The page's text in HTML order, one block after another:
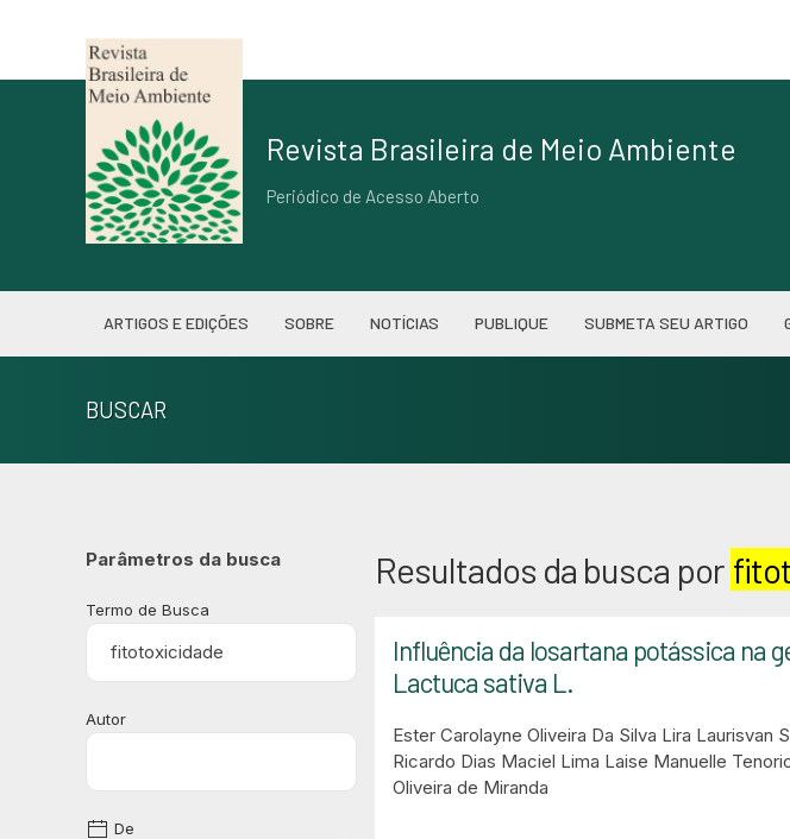
Revista Brasileira de Meio Ambiente
Periódico de Acesso Aberto
ARTIGOS E EDIÇÕES SOBRE NOTÍCIAS PUBLIQUE SUBMETA SEU ARTIGO
BUSCAR
Parâmetros da busca
Termo de Busca
Autor
De
Resultados da busca por
Influência da losartana potássica na
Lactuca sativa L.
Ester Carolayne Oliveira Da Silva Lira Laurisvan
Ricardo Dias Maciel Lima Laise Manuelle
Oliveira de Miranda